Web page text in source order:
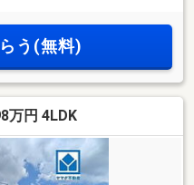
う(無料)
万円 4LDK